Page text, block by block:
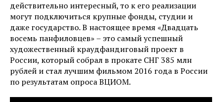
действительно интересный, то к его реализации
могут подключиться крупные фонды, студии и
даже государство. В настоящее время «Двадцать
восемь панфиловцев» – это самый успешный
художественный краудфандиговый проект в
России, который собрал в прокате СНГ 385 млн
рублей и стал лучшим фильмом 2016 года в России
по результатам опроса ВЦИОМ.